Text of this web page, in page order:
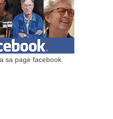
sa page facebook